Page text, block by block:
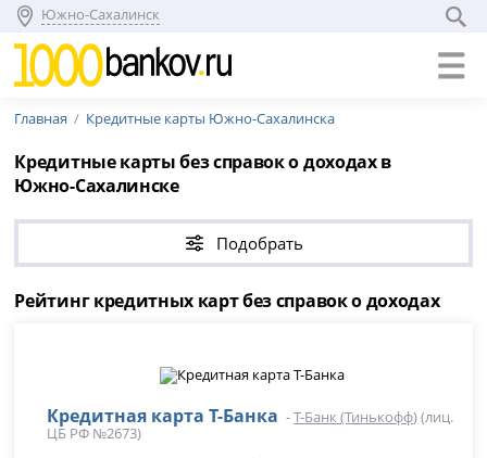
Южно-Сахалинск
Главная Кредитные карты Южно-Сахалинска
Кредитные карты без справок о доходах в
Южно-Сахалинске
Подобрать
Рейтинг кредитных карт без справок о доходах
Кредитная карта Т-Банка -Т-Банк (Тинькофф)(лиц.
ЦБ РФ №2673)